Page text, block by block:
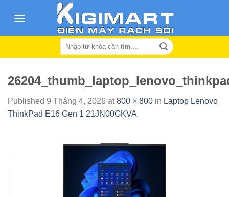
Search
Published 9 Tháng 4, 2026 at800 × 800 in Laptop Lenovo
ThinkPad E16 Gen 1 21JN00GKVA